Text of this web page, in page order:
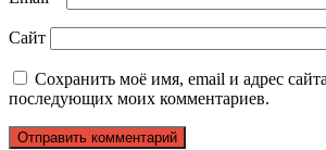
Сайт
Сохранить моё имя, email и адрес
последующих моих комментариев.